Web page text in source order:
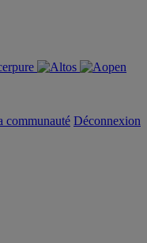
communauté Déconnexion